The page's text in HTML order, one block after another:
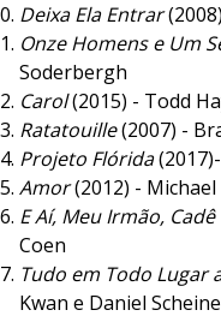
Deixa Ela Entrar
Onze Homens e Um
Soderbergh
Carol(2015) - Todd
Ratatouille(2007) -
Projeto Flórida
Amor(2012) -
E Aí, Meu Irmão, Cadê
Coen
Tudo em Todo Lugar
Kwan e Daniel